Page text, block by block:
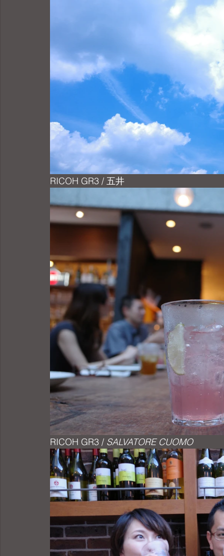
RICOH GR3 / 五井
RICOH GR3 / SALVATORE CUOMO